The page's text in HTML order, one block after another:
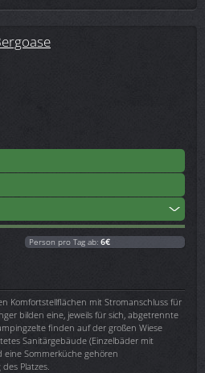
Person pro Tag ab: 6€
Komfortstellflächen mit Stromanschluss für
bilden eine, jeweils für sich, abgetrennte
finden auf der großen Wiese
Sanitärgebäude (Einzelbäder mit
eine Sommerküche gehören
Platzes.